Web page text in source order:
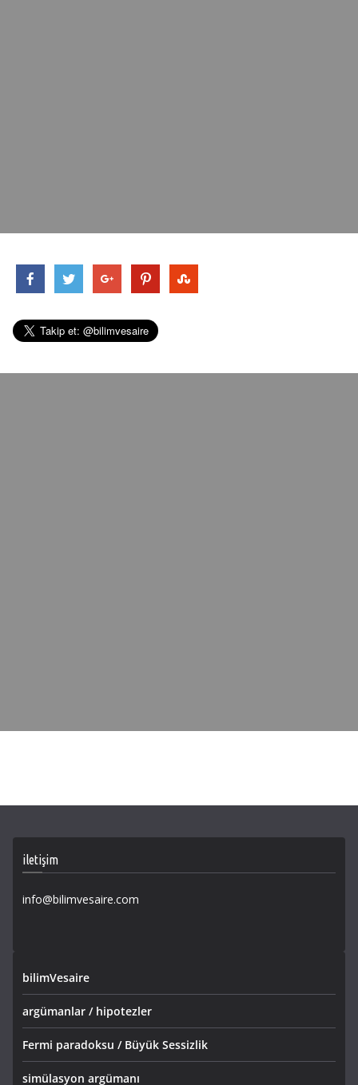
iletişim
info@bilimvesaire.com
bilimVesaire
argümanlar / hipotezler
Fermi paradoksu / Büyük Sessizlik
simülasyon argümanı